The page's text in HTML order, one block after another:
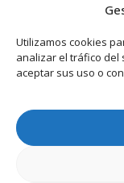
Utilizamos cookies
analizar el tráfico del
aceptar sus uso o